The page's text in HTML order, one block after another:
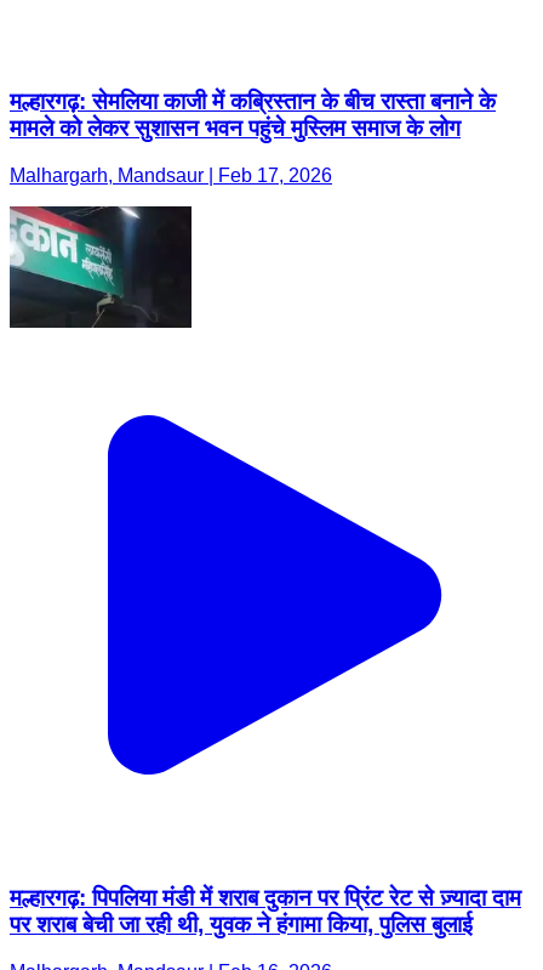
मल्हारगढ़: सेमलिया काजी में कब्रिस्तान के बीच रास्ता बनाने के
मामले को लेकर सुशासन भवन पहुंचे मुस्लिम समाज के लोग
Malhargarh, Mandsaur | Feb 17, 2026
मल्हारगढ़: पिपलिया मंडी में शराब दुकान पर प्रिंट रेट से ज़्यादा दाम
पर शराब बेची जा रही थी, युवक ने हंगामा किया, पुलिस बुलाई